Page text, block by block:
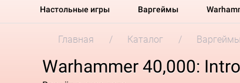
Настольные игры Варгеймы
Главная Каталог Варгеймы
Warhammer 40,000: